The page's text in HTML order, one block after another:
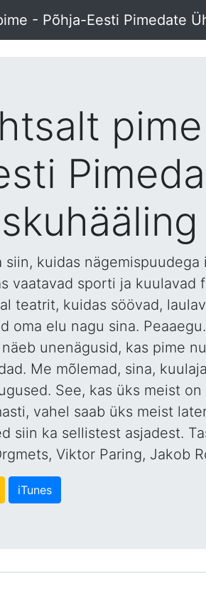
- Põhja-Eesti Pimedate
siin, kuidas
vaatavad sporti ja kuulavad
teatrit, kuidas söövad,
oma elu nagu sina.
unenägusid, kas pime
Me mõlemad, sina,
See, kas üks meist
vahel saab üks meist
siin ka sellistest asjadest.
Viktor Paring, Jakob
iTunes